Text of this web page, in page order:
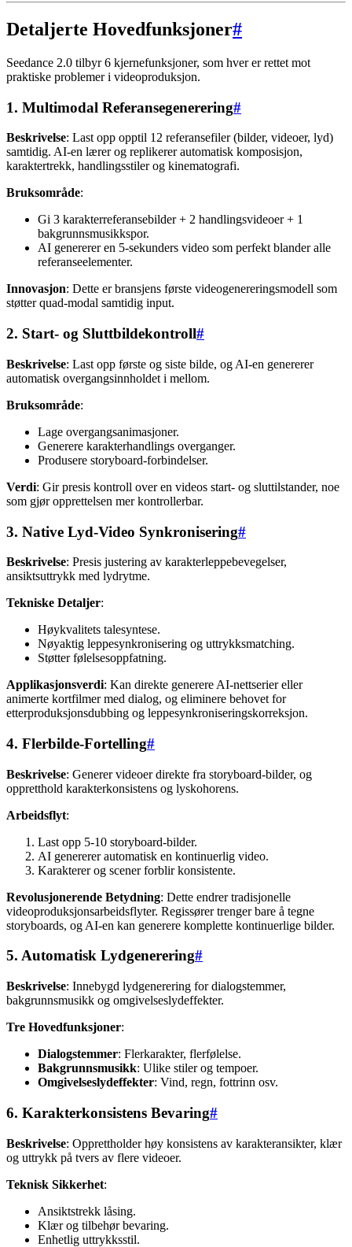
Detaljerte Hovedfunksjoner#
Seedance 2.0 tilbyr 6 kjernefunksjoner, som hver er rettet mot
praktiske problemer i videoproduksjon.
1. Multimodal Referansegenerering#
Beskrivelse: Last opp opptil 12 referansefiler (bilder, videoer, lyd)
samtidig. AI-en lærer og replikerer automatisk komposisjon,
karaktertrekk, handlingsstiler og kinematografi.
Bruksområde:
Gi 3 karakterreferansebilder + 2 handlingsvideoer + 1
bakgrunnsmusikkspor.
AI genererer en 5-sekunders video som perfekt blander alle
referanseelementer.
Innovasjon: Dette er bransjens første videogenereringsmodell som
støtter quad-modal samtidig input.
2. Start- og Sluttbildekontroll#
Beskrivelse: Last opp første og siste bilde, og AI-en genererer
automatisk overgangsinnholdet i mellom.
Bruksområde:
Lage overgangsanimasjoner.
Generere karakterhandlings overganger.
Produsere storyboard-forbindelser.
Verdi: Gir presis kontroll over en videos start- og sluttilstander, noe
som gjør opprettelsen mer kontrollerbar.
3. Native Lyd-Video Synkronisering#
Beskrivelse: Presis justering av karakterleppebevegelser,
ansiktsuttrykk med lydrytme.
Tekniske Detaljer:
Høykvalitets talesyntese.
Nøyaktig leppesynkronisering og uttrykksmatching.
Støtter følelsesoppfatning.
Applikasjonsverdi: Kan direkte generere AI-nettserier eller
animerte kortfilmer med dialog, og eliminere behovet for
etterproduksjonsdubbing og leppesynkroniseringskorreksjon.
4. Flerbilde-Fortelling#
Beskrivelse: Generer videoer direkte fra storyboard-bilder, og
oppretthold karakterkonsistens og lyskohorens.
Arbeidsflyt:
Last opp 5-10 storyboard-bilder.
AI genererer automatisk en kontinuerlig video.
Karakterer og scener forblir konsistente.
Revolusjonerende Betydning: Dette endrer tradisjonelle
videoproduksjonsarbeidsflyter. Regissører trenger bare å tegne
storyboards, og AI-en kan generere komplette kontinuerlige bilder.
5. Automatisk Lydgenerering#
Beskrivelse: Innebygd lydgenerering for dialogstemmer,
bakgrunnsmusikk og omgivelseslydeffekter.
Tre Hovedfunksjoner:
Dialogstemmer: Flerkarakter, flerfølelse.
Bakgrunnsmusikk: Ulike stiler og tempoer.
Omgivelseslydeffekter: Vind, regn, fottrinn osv.
6. Karakterkonsistens Bevaring#
Beskrivelse: Opprettholder høy konsistens av karakteransikter, klær
og uttrykk på tvers av flere videoer.
Teknisk Sikkerhet:
Ansiktstrekk låsing.
Klær og tilbehør bevaring.
Enhetlig uttrykksstil.